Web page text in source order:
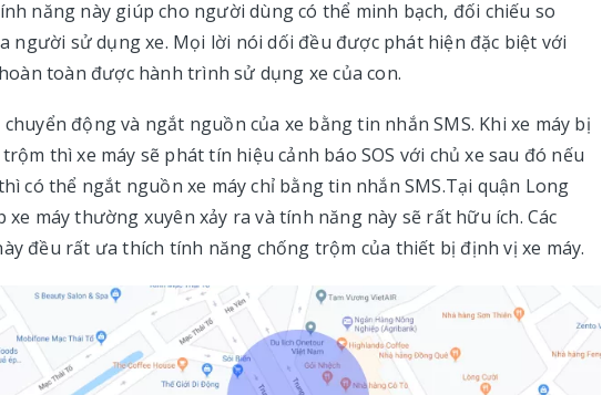
năng này giúp cho người dùng có thể minh bạch, đối chiếu so
người sử dụng xe. Mọi lời nói dối đều được phát hiện đặc biệt với
toàn được hành trình sử dụng xe của con.
động và ngắt nguồn của xe bằng tin nhắn SMS. Khi xe máy bị
thì xe máy sẽ phát tín hiệu cảnh báo SOS với chủ xe sau đó nếu
có thể ngắt nguồn xe máy chỉ bằng tin nhắn SMS.Tại quận Long
máy thường xuyên xảy ra và tính năng này sẽ rất hữu ích. Các
đều rất ưa thích tính năng chống trộm của thiết bị định vị xe máy.